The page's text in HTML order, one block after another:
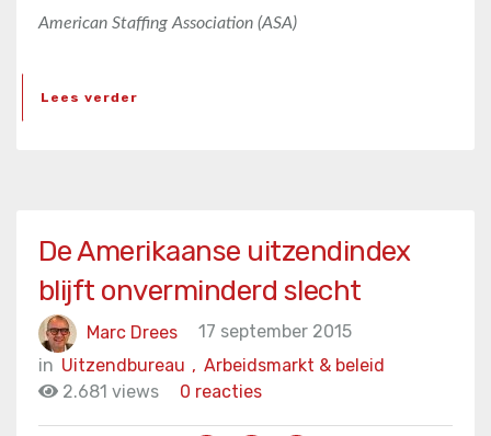
American Staffing Association (ASA)
Lees verder
De Amerikaanse uitzendindex
blijft onverminderd slecht
Marc Drees
17 september 2015
in
Arbeidsmarkt & beleid
Uitzendbureau ,
2.681 views
0 reacties